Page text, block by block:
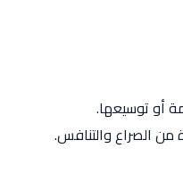
أو توسيعها.
من الصراع والتنافس.